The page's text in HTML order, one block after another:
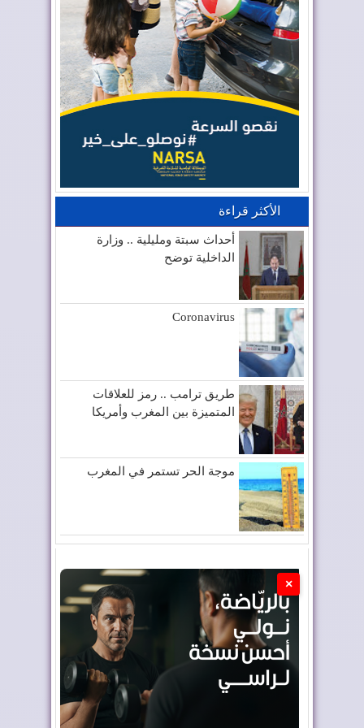
الأكثر قراءة
أحداث سبتة ومليلية .. وزارة
الداخلية توضح
Coronavirus
طريق ترامب .. رمز للعلاقات
المتميزة بين المغرب وأمريكا
موجة الحر تستمر في المغرب
×